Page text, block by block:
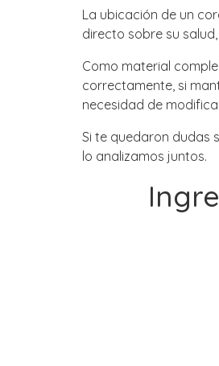
La ubicación de un
directo sobre su
Como material
correctamente, si
necesidad de
Si te quedaron dudas
lo analizamos juntos.